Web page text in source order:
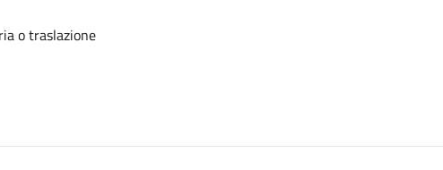
o traslazione